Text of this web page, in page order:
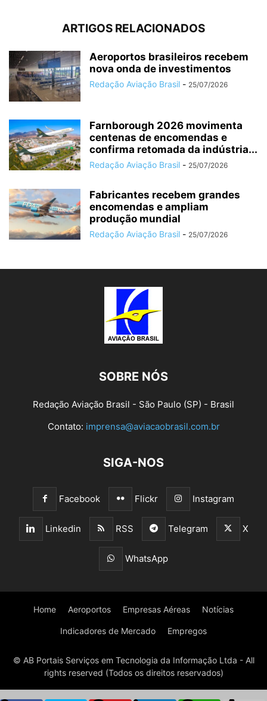
ARTIGOS RELACIONADOS
Aeroportos brasileiros recebem
nova onda de investimentos
Redação Aviação Brasil - 25/07/2026
Farnborough 2026 movimenta
centenas de encomendas e
confirma retomada da indústria...
Redação Aviação Brasil - 25/07/2026
Fabricantes recebem grandes
encomendas e ampliam
produção mundial
Redação Aviação Brasil - 25/07/2026
SOBRE NÓS
Redação Aviação Brasil - São Paulo (SP) - Brasil
Contato: imprensa@aviacaobrasil.com.br
SIGA-NOS
Facebook Flickr Instagram
Linkedin RSS Telegram X
WhatsApp
Home Aeroportos Empresas Aéreas Notícias
Indicadores de Mercado Empregos
© AB Portais Serviços em Tecnologia da Informação Ltda - All
rights reserved (Todos os direitos reservados)